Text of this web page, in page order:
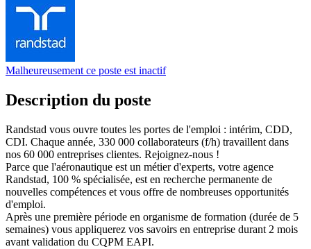
Malheureusement ce poste est inactif
Description du poste
Randstad vous ouvre toutes les portes de l'emploi : intérim, CDD,
CDI. Chaque année, 330 000 collaborateurs (f/h) travaillent dans
nos 60 000 entreprises clientes. Rejoignez-nous !
Parce que l'aéronautique est un métier d'experts, votre agence
Randstad, 100 % spécialisée, est en recherche permanente de
nouvelles compétences et vous offre de nombreuses opportunités
d'emploi.
Après une première période en organisme de formation (durée de 5
semaines) vous appliquerez vos savoirs en entreprise durant 2 mois
avant validation du CQPM EAPI.